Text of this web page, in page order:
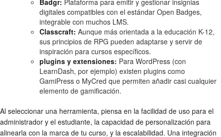
Badgr: Plataforma para emitir y gestionar insignias
digitales compatibles con el estándar Open Badges,
integrable con muchos LMS.
Classcraft: Aunque más orientada a la educación K-12,
sus principios de RPG pueden adaptarse y servir de
inspiración para cursos específicos.
plugins y extensiones: Para WordPress (con
LearnDash, por ejemplo) existen plugins como
GamiPress o MyCred que permiten añadir casi cualquier
elemento de gamificación.
Al seleccionar una herramienta, piensa en la facilidad de uso para el
administrador y el estudiante, la capacidad de personalización para
alinearla con la marca de tu curso, y la escalabilidad. Una integración